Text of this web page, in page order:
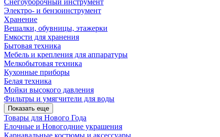
Снегоуборочный инструмент
Электро- и бензоинструмент
Хранение
Вешалки, обувницы, этажерки
Емкости для хранения
Бытовая техника
Мебель и крепления для аппаратуры
Мелкобытовая техника
Кухонные приборы
Белая техника
Мойки высокого давления
Фильтры и умягчители для воды
Показать еще
Товары для Нового Года
Елочные и Новогодние украшения
Карнавальные костюмы и аксессуары